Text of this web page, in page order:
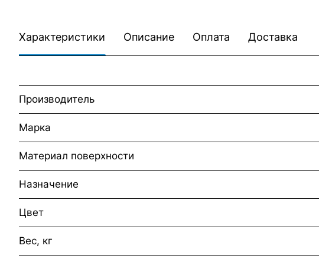
Характеристики Описание Оплата Доставка
Производитель
Марка
Материал поверхности
Назначение
Цвет
Вес, кг